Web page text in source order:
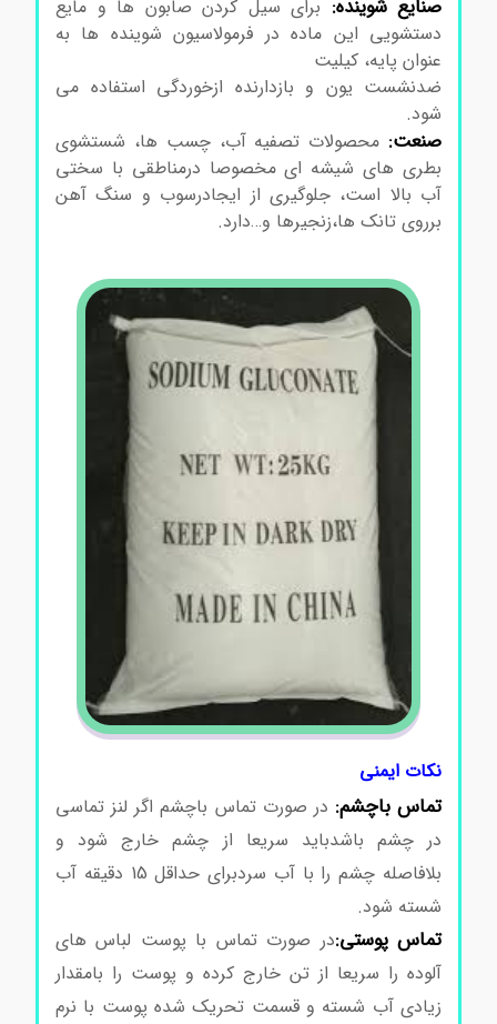
صنایع شوینده:برای سیل کردن صابون ها و مایع
دستشویی این ماده در فرمولاسیون شوینده ها به
عنوان پایه، کیلیت
ضدنشست یون و بازدارنده ازخوردگی استفاده می
شود.
صنعت:محصولات تصفیه آب، چسب ها، شستشوی
بطری های شیشه ای مخصوصا درمناطقی با سختی
آب بالا است، جلوگیری از ایجادرسوب و سنگ آهن
برروی تانک ها،زنجیرها و…دارد.
نکات ایمنی
تماس باچشم:در صورت تماس باچشم اگر لنز تماسی
در چشم باشدباید سریعا از چشم خارج شود و
بلافاصله چشم را با آب سردبرای حداقل 15 دقیقه آب
شسته شود.
تماس پوستی:در صورت تماس با پوست لباس های
آلوده را سریعا از تن خارج کرده و پوست را بامقدار
زیادی آب شسته و قسمت تحریک شده پوست با نرم